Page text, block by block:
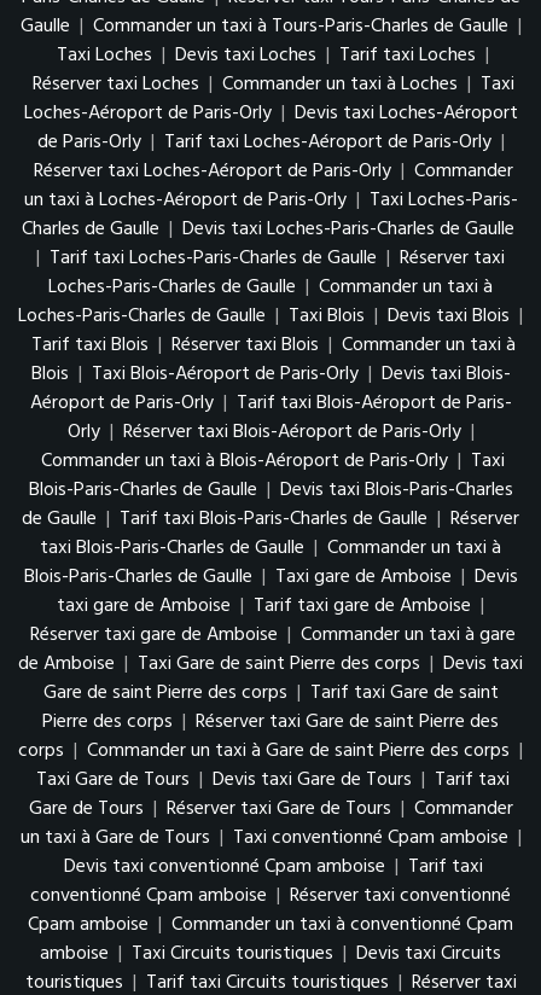
Gaulle | Commander un taxi à Tours-Paris-Charles de Gaulle |
Taxi Loches | Devis taxi Loches | Tarif taxi Loches |
Réserver taxi Loches | Commander un taxi à Loches | Taxi
Loches-Aéroport de Paris-Orly | Devis taxi Loches-Aéroport
de Paris-Orly | Tarif taxi Loches-Aéroport de Paris-Orly |
Réserver taxi Loches-Aéroport de Paris-Orly | Commander
un taxi à Loches-Aéroport de Paris-Orly | Taxi Loches-Paris-
Charles de Gaulle | Devis taxi Loches-Paris-Charles de Gaulle
| Tarif taxi Loches-Paris-Charles de Gaulle | Réserver taxi
Loches-Paris-Charles de Gaulle | Commander un taxi à
Loches-Paris-Charles de Gaulle | Taxi Blois | Devis taxi Blois |
Tarif taxi Blois | Réserver taxi Blois | Commander un taxi à
Blois | Taxi Blois-Aéroport de Paris-Orly | Devis taxi Blois-
Aéroport de Paris-Orly | Tarif taxi Blois-Aéroport de Paris-
Orly | Réserver taxi Blois-Aéroport de Paris-Orly |
Commander un taxi à Blois-Aéroport de Paris-Orly | Taxi
Blois-Paris-Charles de Gaulle | Devis taxi Blois-Paris-Charles
de Gaulle | Tarif taxi Blois-Paris-Charles de Gaulle | Réserver
taxi Blois-Paris-Charles de Gaulle | Commander un taxi à
Blois-Paris-Charles de Gaulle | Taxi gare de Amboise | Devis
taxi gare de Amboise | Tarif taxi gare de Amboise |
Réserver taxi gare de Amboise | Commander un taxi à gare
de Amboise | Taxi Gare de saint Pierre des corps | Devis taxi
Gare de saint Pierre des corps | Tarif taxi Gare de saint
Pierre des corps | Réserver taxi Gare de saint Pierre des
corps | Commander un taxi à Gare de saint Pierre des corps |
Taxi Gare de Tours | Devis taxi Gare de Tours | Tarif taxi
Gare de Tours | Réserver taxi Gare de Tours | Commander
un taxi à Gare de Tours | Taxi conventionné Cpam amboise |
Devis taxi conventionné Cpam amboise | Tarif taxi
conventionné Cpam amboise | Réserver taxi conventionné
Cpam amboise | Commander un taxi à conventionné Cpam
amboise | Taxi Circuits touristiques | Devis taxi Circuits
touristiques | Tarif taxi Circuits touristiques | Réserver taxi